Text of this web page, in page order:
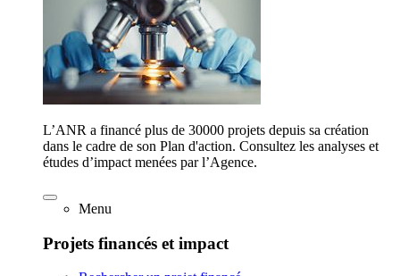
L’ANR a financé plus de 30000 projets depuis sa création
dans le cadre de son Plan d'action. Consultez les analyses et
études d’impact menées par l’Agence.
Menu
Projets financés et impact